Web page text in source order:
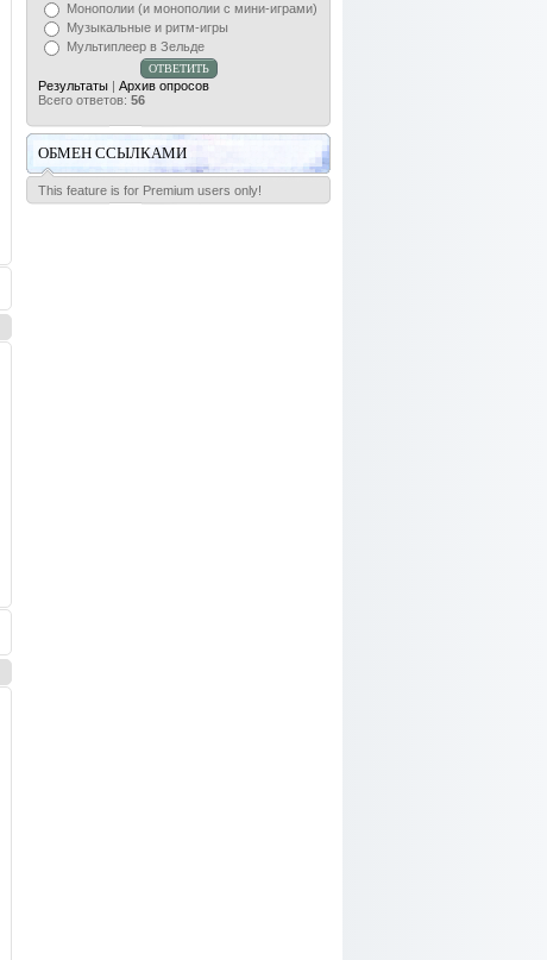
Монополии (и монополии с мини-играми)
Музыкальные и ритм-игры
Мультиплеер в Зельде
Результаты | Архив опросов
Всего ответов: 56
ОБМЕН ССЫЛКАМИ
This feature is for Premium users only!